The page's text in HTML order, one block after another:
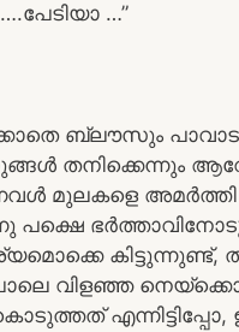
…”
ബ്ലൗസും
തനിക്കെന്നും
മുലകളെ
കിട്ടുന്നുണ്ട്,
വിളഞ്ഞ
എന്നിട്ടിപ്പോ,